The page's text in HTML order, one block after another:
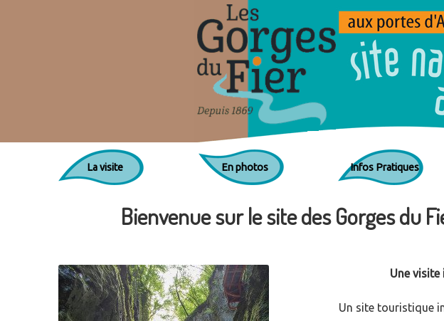
La visite En photos Infos Pratiques
Bienvenue sur le site des Gorges du
Une visite
Un site touristique